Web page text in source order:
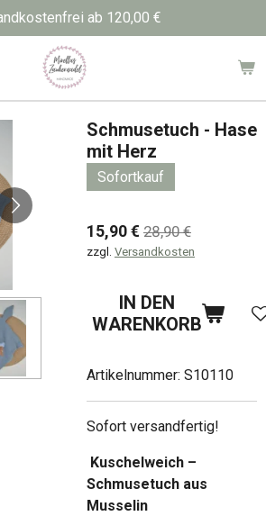
ab 120,00 €
Schmusetuch - Hase
mit Herz
Sofortkauf
15,90 € 28,90 €
zzgl. Versandkosten
IN DEN
WARENKORB
Artikelnummer: S10110
Sofort versandfertig!
Kuschelweich –
Schmusetuch aus
Musselin